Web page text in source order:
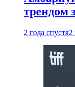
трендом
2 года спустя2